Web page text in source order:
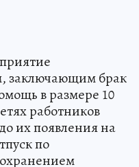
заключающим брак
в размере 10
работников
их появления на
по